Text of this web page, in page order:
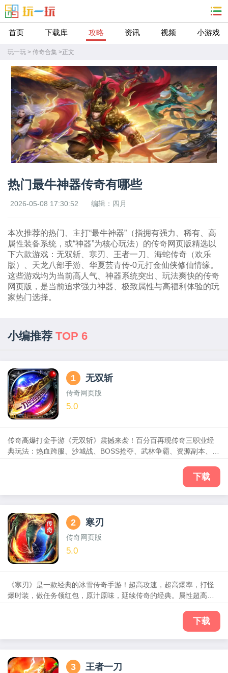
首页 下载库 攻略 资讯 视频 小游戏
玩一玩 > 传奇合集 >正文
热门最牛神器传奇有哪些
2026-05-08 17:30:52 编辑：四月
本次推荐的热门、主打“最牛神器”（指拥有强力、稀有、高
属性装备系统，或“神器”为核心玩法）的传奇网页版精选以
下六款游戏：无双斩、寒刃、王者一刀、海蛇传奇（欢乐
版）、天龙八部手游、华夏芸青传-0元打金仙侠修仙情缘。
这些游戏均为当前高人气、神器系统突出、玩法爽快的传奇
网页版，是当前追求强力神器、极致属性与高福利体验的玩
家热门选择。
小编推荐 TOP 6
1 无双斩
传奇网页版
5.0
传奇高爆打金手游《无双斩》震撼来袭！百分百再现传奇三职业经
典玩法：热血跨服、沙城战、BOSS抢夺、武林争霸、资源副本、神
PVE和PVP玩法，全自由化的PK，激烈刺激的对抗，更加真实的打
斗效果，秉承传奇经典的同时，融入创新的特色玩法，与你一起回
味精彩传奇世界，玩出一个新传奇！
下载
2 寒刃
传奇网页版
5.0
《寒刃》是一款经典的冰雪传奇手游！超高攻速，超高爆率，打怪
爆时装，做任务领红包，原汁原味，延续传奇的经典。属性超高加
之祈祷等新的剧情玩法，结合神器、打金、切割、升级、抢沙等传
奇的核心玩法。新服开不停，多种福利，免费领取！完成主线直接
送真充，让你畅玩不停，收益满满！传承王者精神，创造不灭传
下载
3 王者一刀